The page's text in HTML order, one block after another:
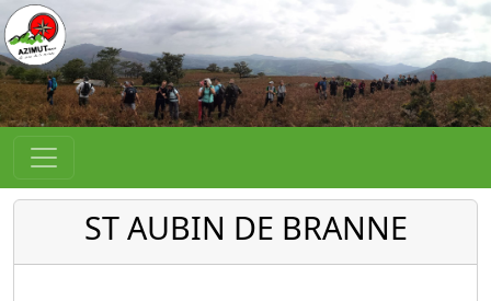
ST AUBIN DE BRANNE